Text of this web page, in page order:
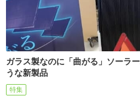
ガラス製なのに「曲がる」ソーラ
うな新製品
特集